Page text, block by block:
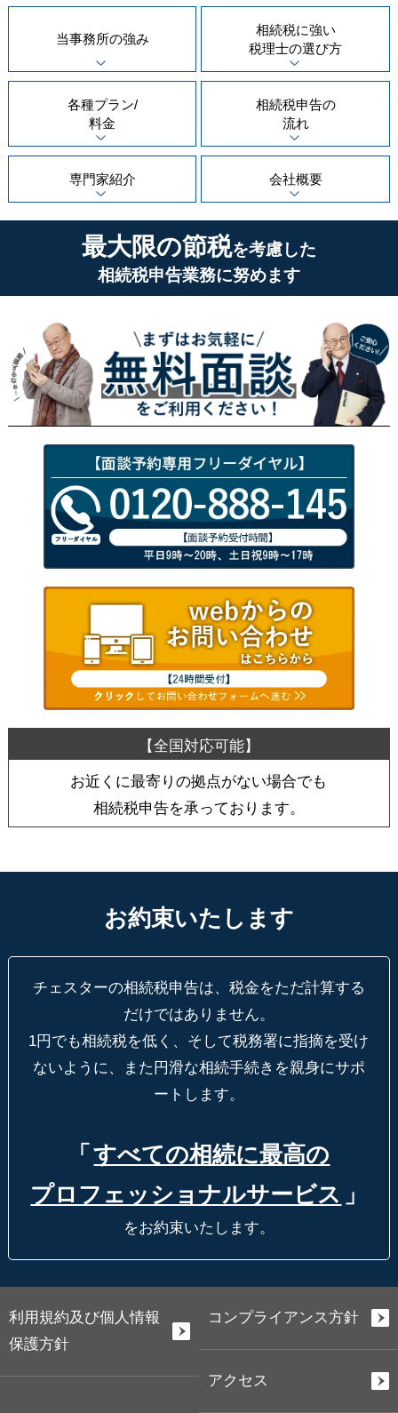
当事務所の強み
相続税に強い
税理士の選び方
各種プラン/
料金
相続税申告の
流れ
専門家紹介 会社概要
最大限の節税を考慮した
相続税申告業務に努めます
お近くに最寄りの拠点がない場合でも
相続税申告を承っております。
お約束いたします
チェスターの相続税申告は、税金をただ計算する
だけではありません。
1円でも相続税を低く、そして税務署に指摘を受け
ないように、
また円滑な相続手続きを親身にサポ
ートします。
「 すべての相続に最高の
プロフェッショナルサービス 」
をお約束いたします。
利用規約及び個人情報
保護方針
コンプライアンス方針
アクセス